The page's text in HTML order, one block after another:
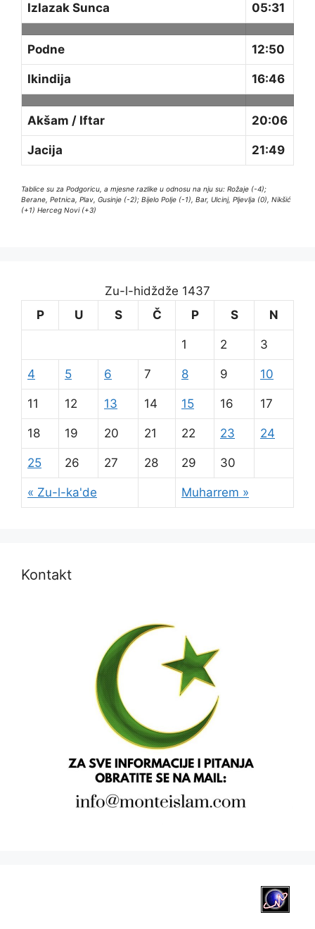
Izlazak Sunca 05:31
Podne 12:50
Ikindija 16:46
Akšam / Iftar 20:06
Jacija 21:49
Tablice su za Podgoricu, a mjesne razlike u odnosu na nju su: Rožaje (-4);
Berane, Petnica, Plav, Gusinje (-2); Bijelo Polje (-1), Bar, Ulcinj, Pljevlja (0), Nikšić
(+1) Herceg Novi (+3)
Zu-l-hidždže 1437
P
U S Č P S N
« Zu-l-ka'de Muharrem »
1 2 3
4 5 6 7 8 9 10
11 12 13 14 15 16 17
18 19 20 21 22 23 24
25 26 27 28 29 30
Kontakt